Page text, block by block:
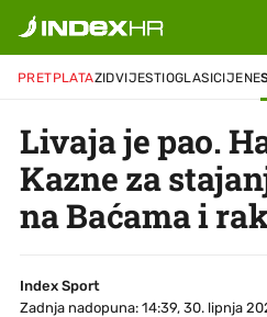
PRETPLATAZIDVIJESTIOGLASICIJENE
Livaja je pao.
Kazne za
na Baćama i
Index Sport
Zadnja nadopuna: 14:39, 30. lipnja